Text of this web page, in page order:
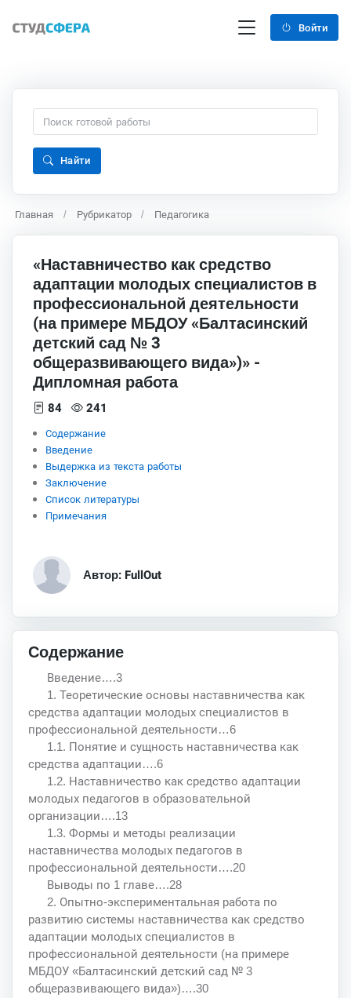
Войти
Найти
Главная Рубрикатор Педагогика
«Наставничество как средство
адаптации молодых специалистов в
профессиональной деятельности
(на примере МБДОУ «Балтасинский
детский сад № 3
общеразвивающего вида»)» -
Дипломная работа
84 241
Содержание
Введение
Выдержка из текста работы
Заключение
Список литературы
Примечания
Автор: FullOut
Содержание
Введение….3
1. Теоретические основы наставничества как
средства адаптации молодых специалистов в
профессиональной деятельности…6
1.1. Понятие и сущность наставничества как
средства адаптации….6
1.2. Наставничество как средство адаптации
молодых педагогов в образовательной
организации….13
1.3. Формы и методы реализации
наставничества молодых педагогов в
профессиональной деятельности….20
Выводы по 1 главе….28
2. Опытно-экспериментальная работа по
развитию системы наставничества как средство
адаптации молодых специалистов в
профессиональной деятельности (на примере
МБДОУ «Балтасинский детский сад № 3
общеразвивающего вида»)….30